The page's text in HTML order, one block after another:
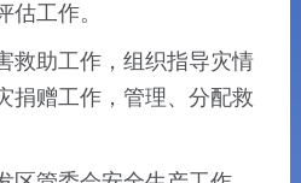
估工作。
救助工作，组织指导灾情
捐赠工作，管理、分配救